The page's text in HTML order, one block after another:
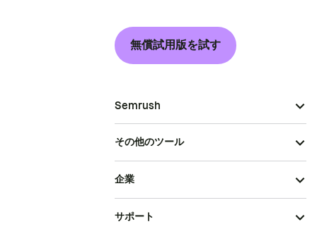
無償試用版を試す
Semrush
その他のツール
企業
サポート